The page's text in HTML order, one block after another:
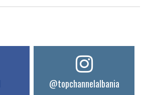
@topchannelalbania